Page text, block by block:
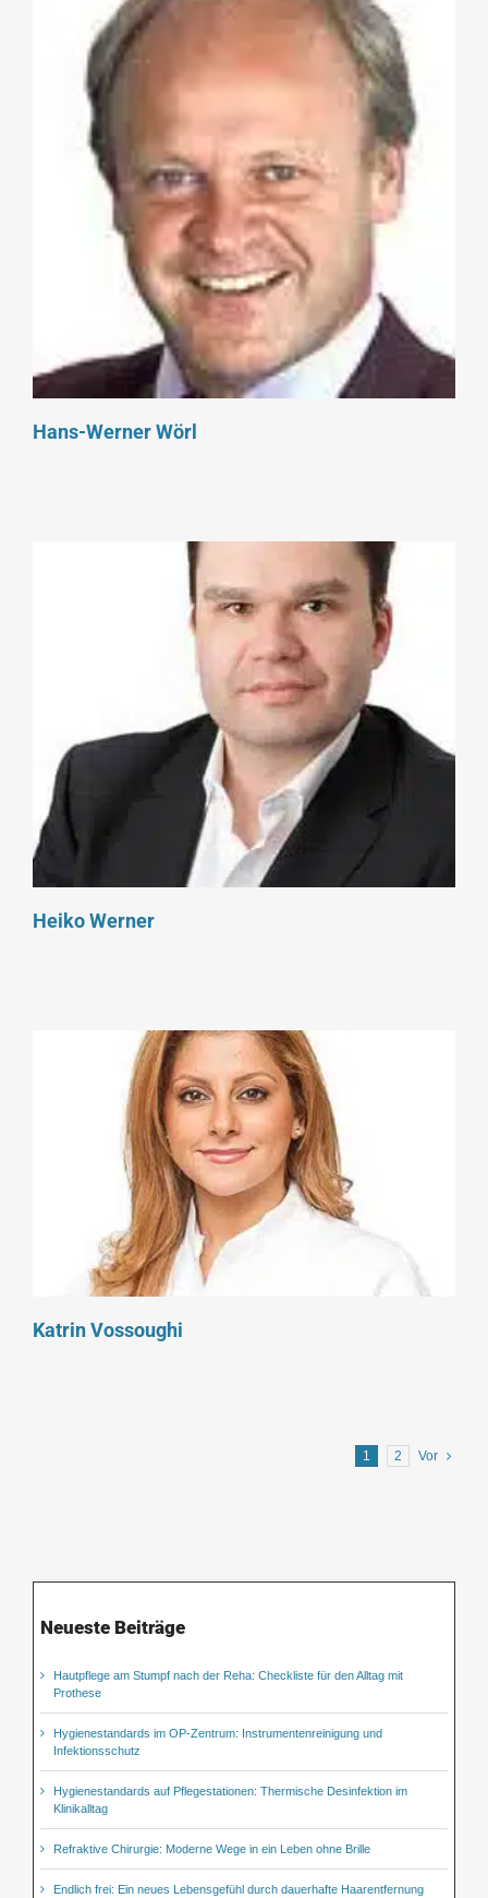
Hans-Werner Wörl
Heiko Werner
Katrin Vossoughi
1 2 Vor
Neueste Beiträge
Hautpflege am Stumpf nach der Reha: Checkliste für den Alltag mit
Prothese
Hygienestandards im OP-Zentrum: Instrumentenreinigung und
Infektionsschutz
Hygienestandards auf Pflegestationen: Thermische Desinfektion im
Klinikalltag
Refraktive Chirurgie: Moderne Wege in ein Leben ohne Brille
Endlich frei: Ein neues Lebensgefühl durch dauerhafte Haarentfernung